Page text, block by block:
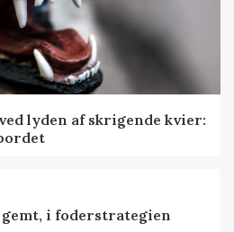
lyden af skrigende kvier:
i foderstrategien